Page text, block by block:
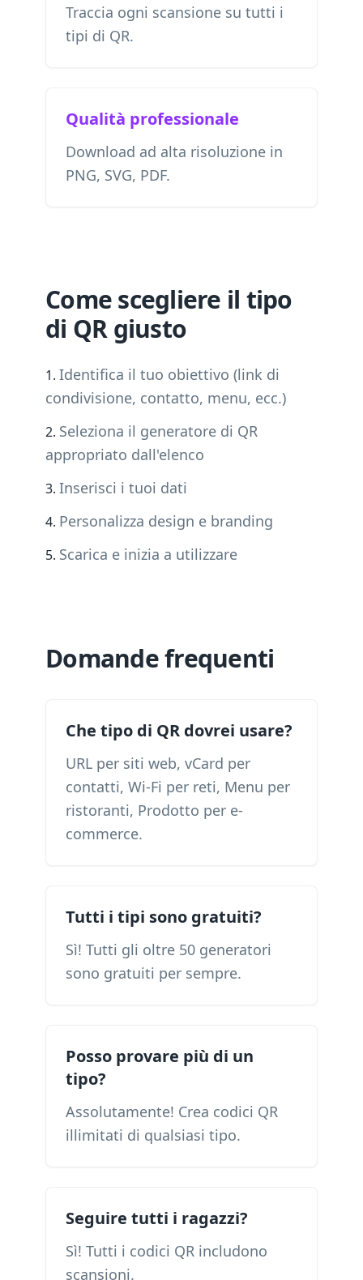
Traccia ogni scansione su tutti i
tipi di QR.
Qualità professionale
Download ad alta risoluzione in
PNG, SVG, PDF.
Come scegliere il tipo
di QR giusto
Identifica il tuo obiettivo (link di
condivisione, contatto, menu, ecc.)
Seleziona il generatore di QR
appropriato dall'elenco
Inserisci i tuoi dati
Personalizza design e branding
Scarica e inizia a utilizzare
Domande frequenti
Che tipo di QR dovrei usare?
URL per siti web, vCard per
contatti, Wi-Fi per reti, Menu per
ristoranti, Prodotto per e-
commerce.
Tutti i tipi sono gratuiti?
Sì! Tutti gli oltre 50 generatori
sono gratuiti per sempre.
Posso provare più di un
tipo?
Assolutamente! Crea codici QR
illimitati di qualsiasi tipo.
Seguire tutti i ragazzi?
Sì! Tutti i codici QR includono
scansioni.